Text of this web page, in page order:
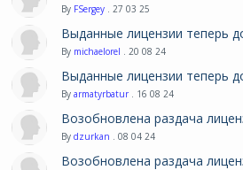
By FSergey . 27 03 25
Выданные лицензии теперь
By michaelorel . 20 08 24
Выданные лицензии теперь
By armatyrbatur . 16 08 24
Возобновлена раздача
By dzurkan . 08 04 24
Возобновлена раздача